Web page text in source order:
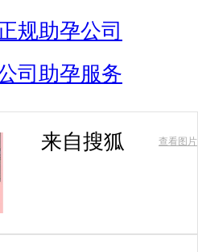
规助孕公司
司助孕服务
来自搜狐 查看图片